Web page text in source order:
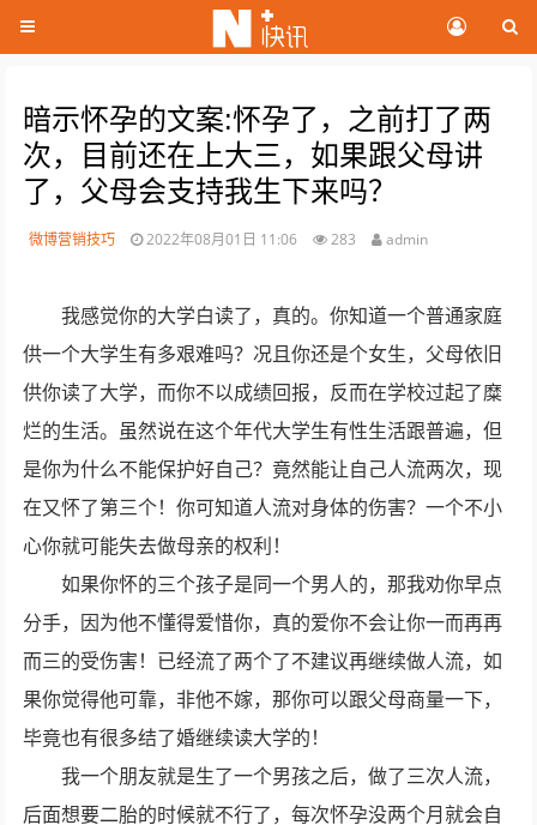
暗示怀孕的文案:怀孕了，之前打了两
次，目前还在上大三，如果跟父母讲
了，父母会支持我生下来吗？
微博营销技巧 2022年08月01日 11:06 283 admin
我感觉你的大学白读了，真的。你知道一个普通家庭
供一个大学生有多艰难吗？况且你还是个女生，父母依旧
供你读了大学，而你不以成绩回报，反而在学校过起了糜
烂的生活。虽然说在这个年代大学生有性生活跟普遍，但
是你为什么不能保护好自己？竟然能让自己人流两次，现
在又怀了第三个！你可知道人流对身体的伤害？一个不小
心你就可能失去做母亲的权利！
如果你怀的三个孩子是同一个男人的，那我劝你早点
分手，因为他不懂得爱惜你，真的爱你不会让你一而再再
而三的受伤害！已经流了两个了不建议再继续做人流，如
果你觉得他可靠，非他不嫁，那你可以跟父母商量一下，
毕竟也有很多结了婚继续读大学的！
我一个朋友就是生了一个男孩之后，做了三次人流，
后面想要二胎的时候就不行了，每次怀孕没两个月就会自